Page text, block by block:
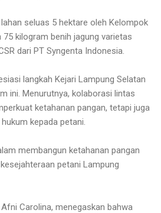
seluas 5 hektare oleh Kelompok
75 kilogram benih jagung varietas
dari PT Syngenta Indonesia.
langkah Kejari Lampung Selatan
ini. Menurutnya, kolaborasi lintas
ketahanan pangan, tetapi juga
kepada petani.
membangun ketahanan pangan
petani Lampung
Carolina, menegaskan bahwa